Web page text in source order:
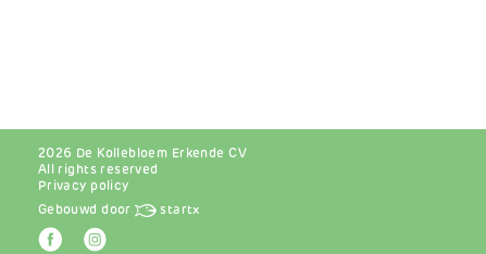
2026 De Kollebloem Erkende CV
All rights reserved
Privacy policy
Gebouwd door startx
AfbeeldingAfbeelding